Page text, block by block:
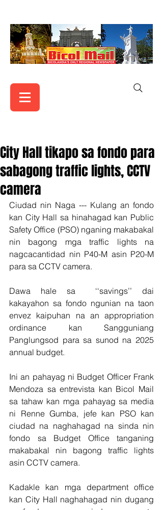
City Hall tikapo sa fondo para
sabagong traffic lights, CCTV
camera
Ciudad nin Naga --- Kulang an fondo
kan City Hall sa hinahagad kan Public
Safety Office (PSO) nganing makabakal
nin bagong mga traffic lights na
nagcacantidad nin P40-M asin P20-M
para sa CCTV camera.
Dawa hale sa  ‘‘savings’’ dai
kakayahon sa fondo ngunian na taon
envez kaipuhan na an appropriation
ordinance kan Sangguniang
Panglungsod para sa sunod na 2025
annual budget.
Ini an pahayag ni Budget Officer Frank
Mendoza sa entrevista kan Bicol Mail
sa tahaw kan mga pahayag sa media
ni Renne Gumba, jefe kan PSO kan
ciudad na naghahagad na sinda nin
fondo sa Budget Office tanganing
makabakal nin bagong traffic lights
asin CCTV camera.
Kadakle kan mga department office
kan City Hall naghahagad nin dugang